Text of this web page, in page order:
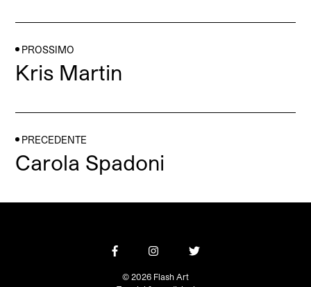
PROSSIMO
Kris Martin
PRECEDENTE
Carola Spadoni
© 2026 Flash Art